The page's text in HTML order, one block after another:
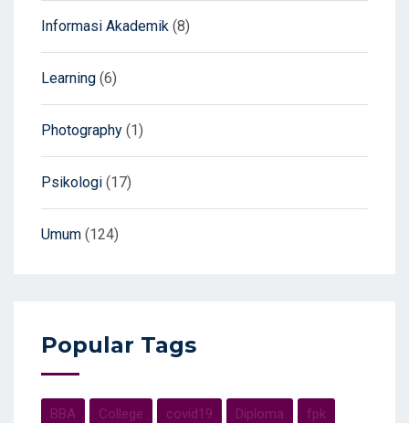
Informasi Akademik (8)
Learning (6)
Photography (1)
Psikologi (17)
Umum (124)
Popular Tags
BBA College covid19 Diploma fpk